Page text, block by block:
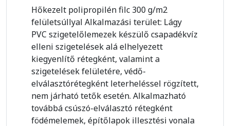
Hőkezelt polipropilén filc 300 g/m2
felületsúllyal Alkalmazási terület: Lágy
PVC szigetelőlemezek készülő csapadékvíz
elleni szigetelések alá elhelyezett
kiegyenlítő rétegként, valamint a
szigetelések felületére, védő-
elválasztórétegként leterheléssel rögzített,
nem járható tetők esetén. Alkalmazható
továbbá csúszó-elválasztó rétegként
födémelemek, építőlapok illesztési vonala